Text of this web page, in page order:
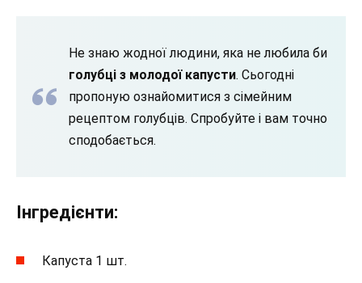
Не знаю жодної людини, яка не любила би
голубці з молодої капусти. Сьогодні
пропоную ознайомитися з сімейним
рецептом голубців. Спробуйте і вам точно
сподобається.
Інгредієнти:
Капуста 1 шт.